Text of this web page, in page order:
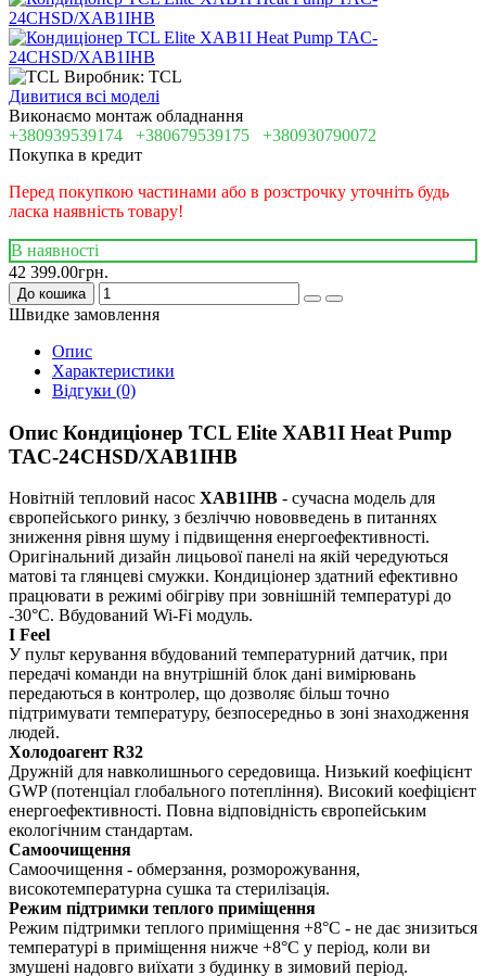
Виробник: TCL
Дивитися всі моделі
Виконаємо монтаж обладнання
+380939539174 +380679539175 +380930790072
Покупка в кредит
Перед покупкою частинами або в розстрочку уточніть будь
ласка наявність товару!
В наявності
42 399.00грн.
До кошика
Швидке замовлення
Опис
Характеристики
Відгуки (0)
Опис Кондиціонер TCL Elite XAB1I Heat Pump
TAC-24CHSD/XAB1IHB
Новітній тепловий насос XAB1IHB - сучасна модель для
європейського ринку, з безліччю нововведень в питаннях
зниження рівня шуму і підвищення енергоефективності.
Оригінальний дизайн лицьової панелі на якій чередуються
матові та глянцеві смужки. Кондиціонер здатний ефективно
працювати в режимі обігріву при зовнішній температурі до
-30°C. Вбудований Wi-Fi модуль.
I Feel
У пульт керування вбудований температурний датчик, при
передачі команди на внутрішній блок дані вимірювань
передаються в контролер, що дозволяє більш точно
підтримувати температуру, безпосередньо в зоні знаходження
людей.
Холодоагент R32
Дружній для навколишнього середовища. Низький коефіцієнт
GWP (потенціал глобального потепління). Високий коефіцієнт
енергоефективності. Повна відповідність європейським
екологічним стандартам.
Самоочищення
Самоочищення - обмерзання, розморожування,
високотемпературна сушка та стерилізація.
Режим підтримки теплого приміщення
Режим підтримки теплого приміщення +8°C - не дає знизиться
температурі в приміщення нижче +8°C у період, коли ви
змушені надовго виїхати з будинку в зимовий період.